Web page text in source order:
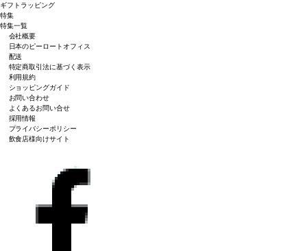
ギフトラッピング
特集
特集一覧
会社概要
日本のピーロートオフィス
配送
特定商取引法に基づく表示
利用規約
ショッピングガイド
お問い合わせ
よくあるお問い合せ
採用情報
プライバシーポリシー
飲食店様向けサイト